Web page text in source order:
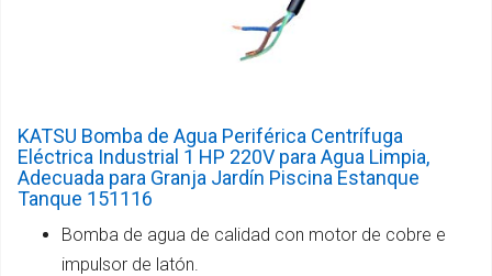
KATSU Bomba de Agua Periférica Centrífuga
Eléctrica Industrial 1 HP 220V para Agua Limpia,
Adecuada para Granja Jardín Piscina Estanque
Tanque 151116
Bomba de agua de calidad con motor de cobre e
impulsor de latón.